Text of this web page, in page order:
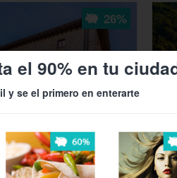
26%
en Navarra! Escapada
desayuno
el 90% en tu
y se el primero en enterarte